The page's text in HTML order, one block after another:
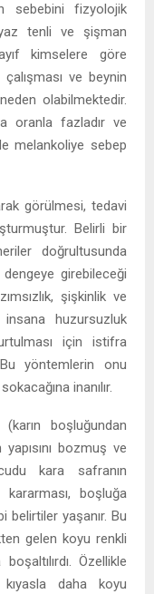
sebebini fizyolojik
tenli ve şişman
kimselere göre
ve beynin
olabilmektedir.
oranla fazladır ve
melankoliye sebep
görülmesi, tedavi
Belirli bir
doğrultusunda
dengeye girebileceği
şişkinlik ve
huzursuzluk
için istifra
yöntemlerin onu
inanılır.
boşluğundan
bozmuş ve
kara safranın
boşluğa
yaşanır. Bu
gelen koyu renkli
Özellikle
kıyasla daha koyu